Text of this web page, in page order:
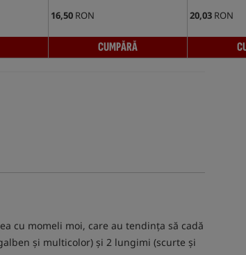
16,50RON
CUMPĂRĂ
20,03RON
cu momeli moi, care au tendința să cadă
și multicolor) și 2 lungimi (scurte și